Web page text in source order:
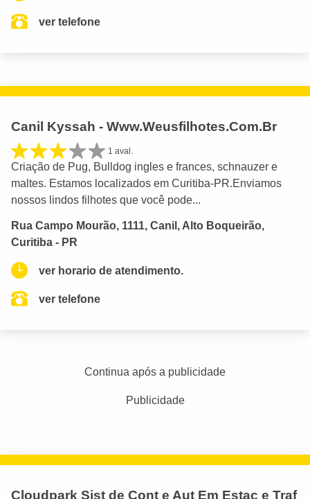
ver telefone
Canil Kyssah - Www.Weusfilhotes.Com.Br
1 aval.
Criação de Pug, Bulldog ingles e frances, schnauzer e
maltes. Estamos localizados em Curitiba-PR.Enviamos
nossos lindos filhotes que você pode...
Rua Campo Mourão, 1111, Canil, Alto Boqueirão,
Curitiba - PR
ver horario de atendimento.
ver telefone
Continua após a publicidade
Publicidade
Cloudpark Sist de Cont e Aut Em Estac e Traf